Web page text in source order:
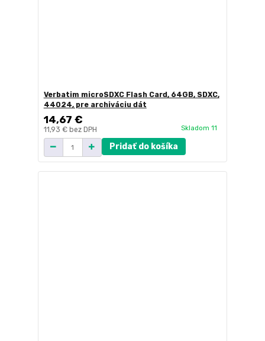
Verbatim microSDXC Flash Card, 64GB, SDXC,
44024, pre archiváciu dát
14,67 €
11,93 € bez DPH Skladom 11
Pridať do košíka